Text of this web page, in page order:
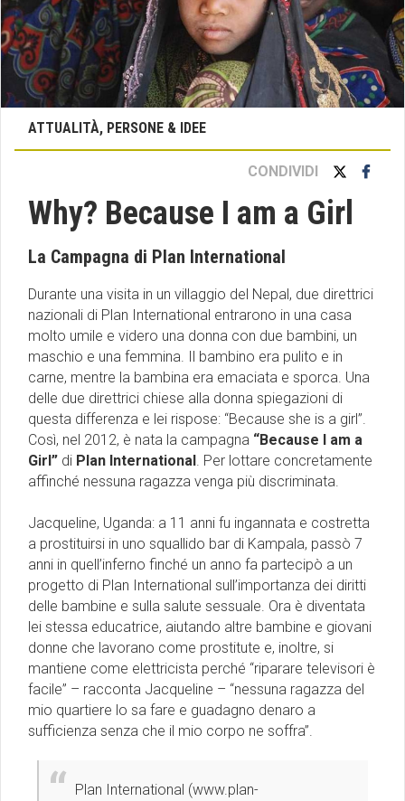
ATTUALITÀ, PERSONE & IDEE
CONDIVIDI
Why? Because I am a Girl
La Campagna di Plan International
Durante una visita in un villaggio del Nepal, due direttrici
nazionali di Plan International entrarono in una casa
molto umile e videro una donna con due bambini, un
maschio e una femmina. Il bambino era pulito e in
carne, mentre la bambina era emaciata e sporca. Una
delle due direttrici chiese alla donna spiegazioni di
questa differenza e lei rispose: “Because she is a girl”.
Così, nel 2012, è nata la campagna “Because I am a
Girl” di Plan International . Per lottare concretamente
affinché nessuna ragazza venga più discriminata.
Jacqueline, Uganda: a 11 anni fu ingannata e costretta
a prostituirsi in uno squallido bar di Kampala, passò 7
anni in quell’inferno finché un anno fa partecipò a un
progetto di Plan International sull’importanza dei diritti
delle bambine e sulla salute sessuale. Ora è diventata
lei stessa educatrice, aiutando altre bambine e giovani
donne che lavorano come prostitute e, inoltre, si
mantiene come elettricista perché “riparare televisori è
facile” – racconta Jacqueline – “nessuna ragazza del
mio quartiere lo sa fare e guadagno denaro a
sufficienza senza che il mio corpo ne soffra”.
Plan International (www.plan-